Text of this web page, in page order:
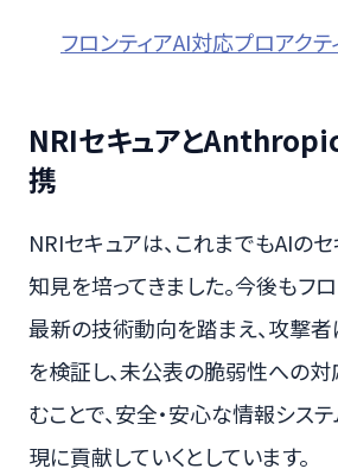
フロンティアAI対応プロアク
NRIセキュアと
携
NRIセキュアは、これまでもAIの
知見を培ってきました。今後もフ
最新の技術動向を踏まえ、攻撃
を検証し、未公表の脆弱性への
むことで、安全・安心な情報シス
現に貢献していくとしています。